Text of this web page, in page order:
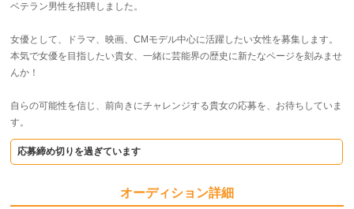
ベテラン男性を招聘しました。
女優として、ドラマ、映画、CMモデル中心に活躍したい女性を募集します。
本気で女優を目指したい貴女、一緒に芸能界の歴史に新たなページを刻みませ
んか！
自らの可能性を信じ、前向きにチャレンジする貴女の応募を、お待ちしていま
す。
応募締め切りを過ぎています
オーディション詳細